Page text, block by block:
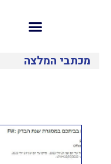
מכתבי המלצה